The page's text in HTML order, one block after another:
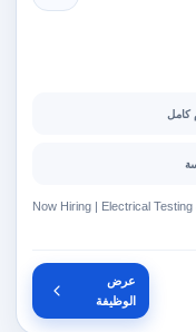
كامل
⚡ Now Hiring | Electrical
عرض
الوظيفة